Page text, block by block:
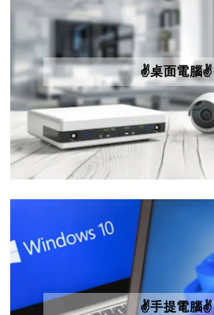
✌️桌面電腦✌️
✌️手提電腦✌️